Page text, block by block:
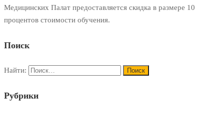
Медицинских Палат предоставляется скидка в размере 10
процентов стоимости обучения.
Поиск
Найти:
Рубрики